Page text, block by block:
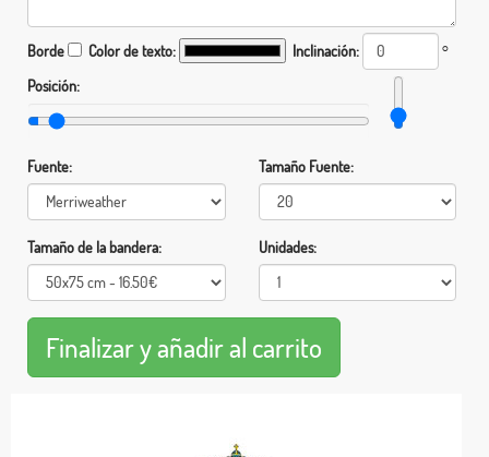
Borde Color de texto: Inclinación:
°
Posición:
Fuente: Tamaño Fuente:
Tamaño de la bandera: Unidades: